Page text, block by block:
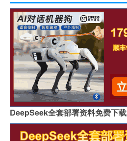
DeepSeek全套部署资料免费下载